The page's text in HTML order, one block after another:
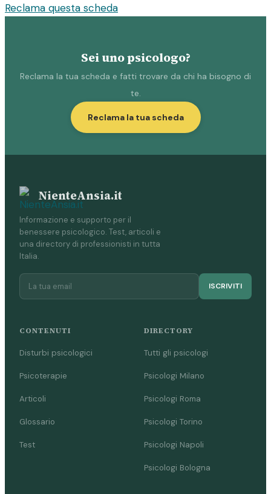
Reclama questa scheda
Sei uno psicologo?
Reclama la tua scheda e fatti trovare da chi ha bisogno di
te.
Reclama la tua scheda
NienteAnsia.it
Informazione e supporto per il
benessere psicologico. Test, articoli e
una directory di professionisti in tutta
Italia.
ISCRIVITI
CONTENUTI
Disturbi psicologici
Psicoterapie
Articoli
Glossario
Test
DIRECTORY
Tutti gli psicologi
Psicologi Milano
Psicologi Roma
Psicologi Torino
Psicologi Napoli
Psicologi Bologna